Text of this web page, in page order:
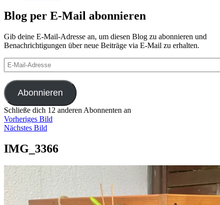
Blog per E-Mail abonnieren
Gib deine E-Mail-Adresse an, um diesen Blog zu abonnieren und
Benachrichtigungen über neue Beiträge via E-Mail zu erhalten.
E-
Mail-
Adresse
Abonnieren
Schließe dich 12 anderen Abonnenten an
Vorheriges Bild
Nächstes Bild
IMG_3366